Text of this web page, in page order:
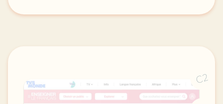
exercice a2 madagascar kenya etats unis les
C2